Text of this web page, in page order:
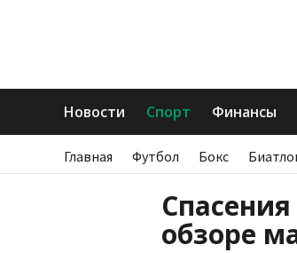
Новости Спорт Финансы
Главная Футбол Бокс
обзоре